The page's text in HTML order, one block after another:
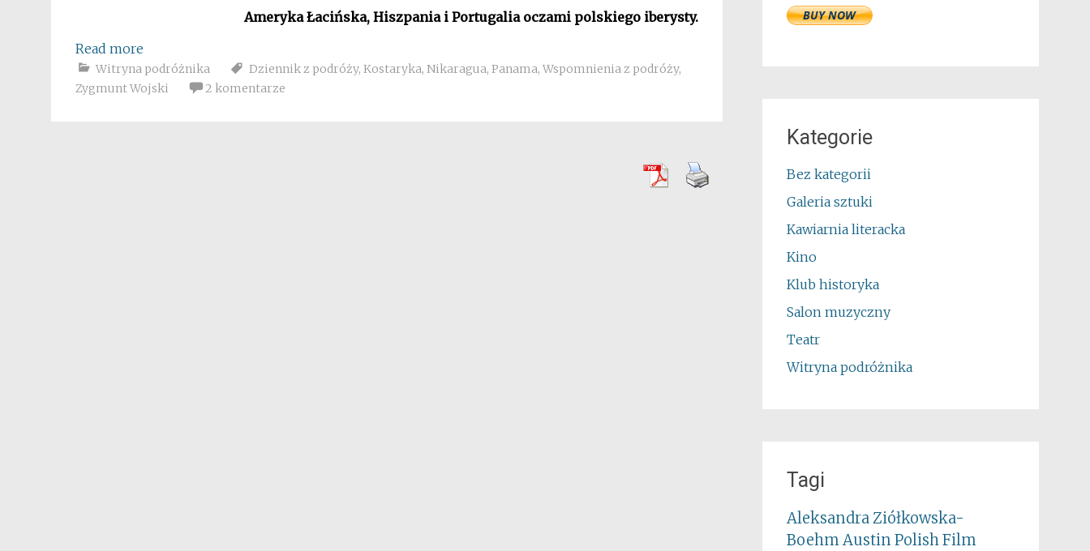
Ameryka Łacińska, Hiszpania i Portugalia oczami polskiego iberysty.
Read more
Witryna podróżnika Dziennik z podróży, Kostaryka, Nikaragua, Panama, Wspomnienia z podróży,
Zygmunt Wojski
2 komentarze
Kategorie
Bez kategorii
Galeria sztuki
Kawiarnia literacka
Kino
Klub historyka
Salon muzyczny
Teatr
Witryna podróżnika
Tagi
Aleksandra Ziółkowska-
Boehm Austin Polish Film